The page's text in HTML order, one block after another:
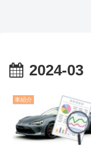
2024-03
車紹介